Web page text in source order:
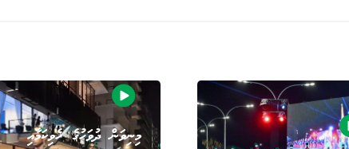
މިނިވަން ދުވަހުގެ ހެވިކަމާއި